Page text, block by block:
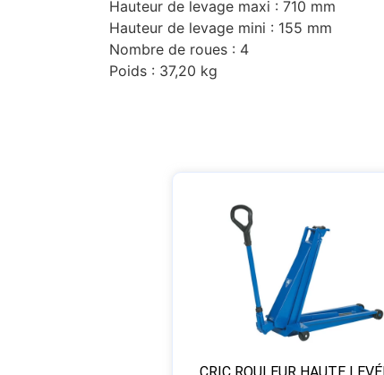
Hauteur de levage maxi : 710 mm
Hauteur de levage mini : 155 mm
Nombre de roues : 4
Poids : 37,20 kg